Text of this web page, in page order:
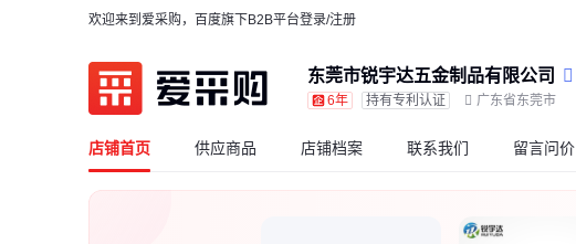
欢迎来到爱采购，百度旗下B2B平台登录/注册
东莞市锐宇达五金制品有限公司
6年 持有专利认证 广东省东莞市
店铺首页 供应商品 店铺档案 联系我们 留言问价